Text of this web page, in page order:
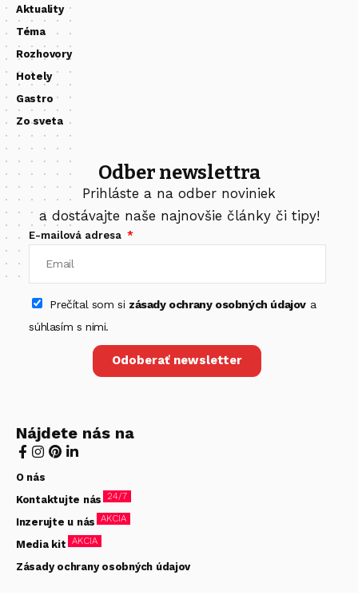
Aktuality
Téma
Rozhovory
Hotely
Gastro
Zo sveta
Odber newslettra
Prihláste a na odber noviniek
a dostávajte naše najnovšie články či tipy!
E-mailová adresa
Prečítal som si zásady ochrany osobných údajova
súhlasím s nimi.
Odoberať newsletter
Nájdete nás na
O nás
Kontaktujte nás 24/7
Inzerujte u nás AKCIA
Media kit AKCIA
Zásady ochrany osobných údajov